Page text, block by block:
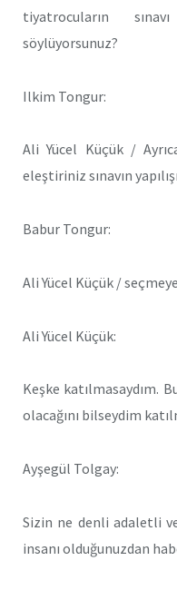
tiyatrocuların
söylüyorsunuz?
Ilkim Tongur:
Ali Yücel Küçük /
eleştiriniz sınavın
Babur Tongur:
Ali Yücel Küçük /
Ali Yücel Küçük:
Keşke katılmasaydım.
olacağını bilseydim
Ayşegül Tolgay:
Sizin ne denli adaletli
insanı olduğunuzdan